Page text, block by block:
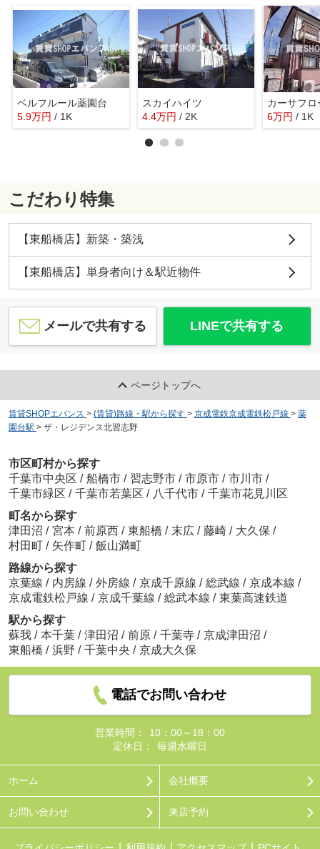
ベルフルール薬園台
5.9万円 / 1K
スカイハイツ
4.4万円 / 2K
カーサフ
6万円 / 1K
こだわり特集
【東船橋店】新築・築浅
【東船橋店】単身者向け＆駅近物件
メールで共有する LINEで共有する
ページトップへ
賃貸SHOPエバンス > (賃貸)路線・駅から探す > 京成電鉄京成電鉄松戸線 > 薬
園台駅 > ザ・レジデンス北習志野
市区町村から探す
千葉市中央区 / 船橋市 / 習志野市 / 市原市 / 市川市 /
千葉市緑区 / 千葉市若葉区 / 八千代市 / 千葉市花見川区
町名から探す
津田沼 / 宮本 / 前原西 / 東船橋 / 末広 / 藤崎 / 大久保 /
村田町 / 矢作町 / 飯山満町
路線から探す
京葉線 / 内房線 / 外房線 / 京成千原線 / 総武線 / 京成本線 /
京成電鉄松戸線 / 京成千葉線 / 総武本線 / 東葉高速鉄道
駅から探す
蘇我 / 本千葉 / 津田沼 / 前原 / 千葉寺 / 京成津田沼 /
東船橋 / 浜野 / 千葉中央 / 京成大久保
電話でお問い合わせ
営業時間：
10：00～18：00
定休日：
毎週水曜日
ホーム 会社概要
お問い合わせ 来店予約